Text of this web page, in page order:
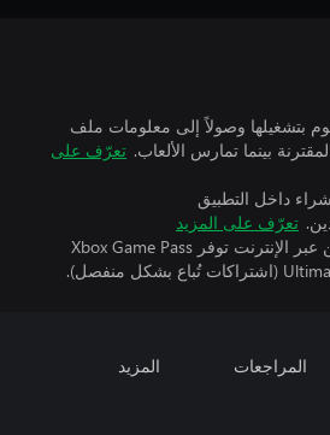
بتشغيلها وصولاً إلى معلومات ملف
تعرّف على
داخل التطبيق
تعرّف على المزيد
تتطلب اللعبة متعددة اللاعبين عبر الإنترنت توفر Xbox Game Pass
المراجعات المزيد